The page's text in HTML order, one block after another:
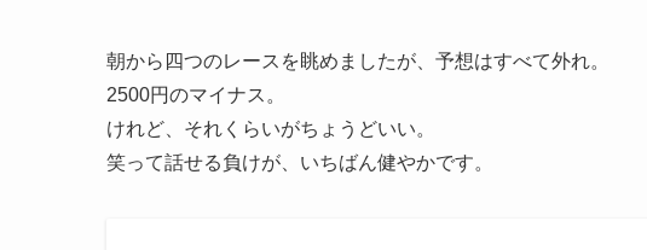
朝から四つのレースを眺めましたが、予想はすべて外れ。
2500円のマイナス。
けれど、それくらいがちょうどいい。
笑って話せる負けが、いちばん健やかです。